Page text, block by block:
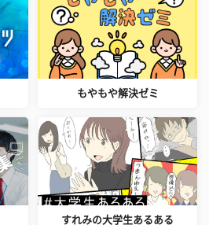
もやもや解決ゼミ
すれみの大学生あるある